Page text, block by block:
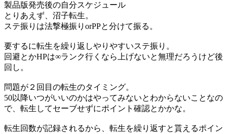
製品版発売後の自分スケジュール
とりあえず、沼子転生。
ステ振りは法撃極振りorPPと分けて振る。
要するに転生を繰り返しやりやすいステ振り。
回避とかHPは∞ランク行くなら上げないと無理だろうけど後
回し。
問題が２回目の転生のタイミング。
50以降いつがいいのかはやってみないとわからないことなの
で、転生してセーブせずにポイント確認とかかな。
転生回数が記録されるから、転生を繰り返すと貰えるポイン